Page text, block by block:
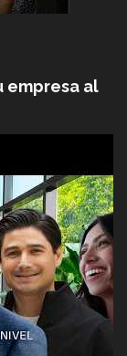
empresa al